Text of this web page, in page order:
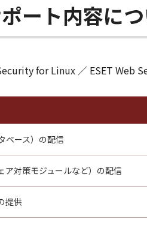
ート内容に
for Linux ／ ESET Web
ベース）の配信
ア対策モジュールなど）の配信
提供